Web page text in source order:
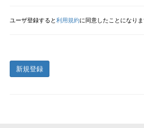
ユーザ登録すると利用規約に同意したことになり
新規登録